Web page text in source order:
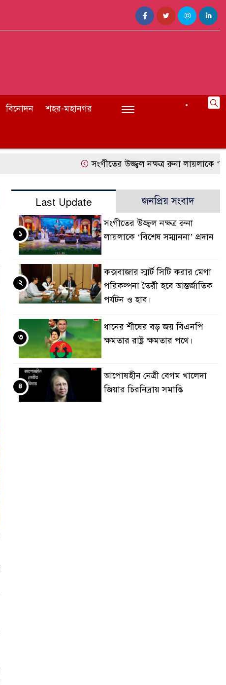
বিনোদন শহর-মহানগর
সংগীতের উজ্জ্বল নক্ষত্র রুনা লায়লাকে ‘বিশেষ
Last Update জনপ্রিয় সংবাদ
সংগীতের উজ্জ্বল নক্ষত্র রুনা
লায়লাকে ‘বিশেষ সম্মাননা’ প্রদান
১
কক্সবাজার স্মার্ট সিটি করার মেগা
পরিকল্পনা তৈরী হবে আন্তর্জাতিক
পর্যটন ও হাব।
২
ধানের শীষের বড় জয় বিএনপি
ক্ষমতার রাষ্ট্র ক্ষমতার পথে।
৩
আপোষহীন নেত্রী বেগম খালেদা
জিয়ার চিরনিদ্রায় সমাপ্তি
৪